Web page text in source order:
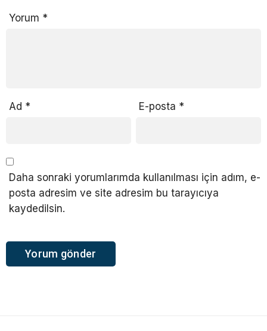
Yorum *
Ad * E-posta *
Daha sonraki yorumlarımda kullanılması için adım, e-
posta adresim ve site adresim bu tarayıcıya
kaydedilsin.